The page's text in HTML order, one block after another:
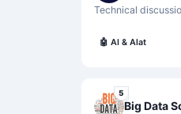
Technical
🤖 AI & Alat
5
Big Data